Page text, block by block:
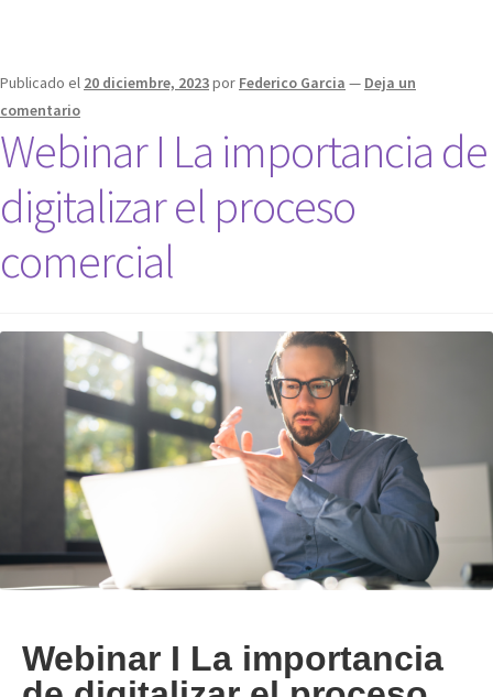
Publicado el 20 diciembre, 2023por Federico Garcia — Deja un
comentario
Webinar I La importancia de
digitalizar el proceso
comercial
Webinar I La importancia